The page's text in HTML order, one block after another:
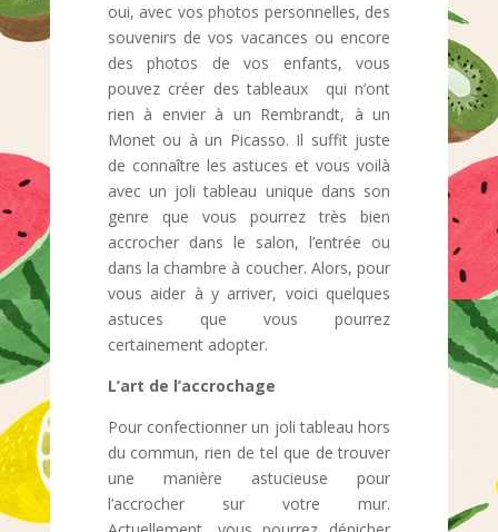
oui, avec vos photos personnelles, des
souvenirs de vos vacances ou encore
des photos de vos enfants, vous
pouvez créer des tableaux qui n’ont
rien à envier à un Rembrandt, à un
Monet ou à un Picasso. Il suffit juste
de connaître les astuces et vous voilà
avec un joli tableau unique dans son
genre que vous pourrez très bien
accrocher dans le salon, l’entrée ou
dans la chambre à coucher. Alors, pour
vous aider à y arriver, voici quelques
astuces que vous pourrez
certainement adopter.
L’art de l’accrochage
Pour confectionner un joli tableau hors
du commun, rien de tel que de trouver
une manière astucieuse pour
l’accrocher sur votre mur.